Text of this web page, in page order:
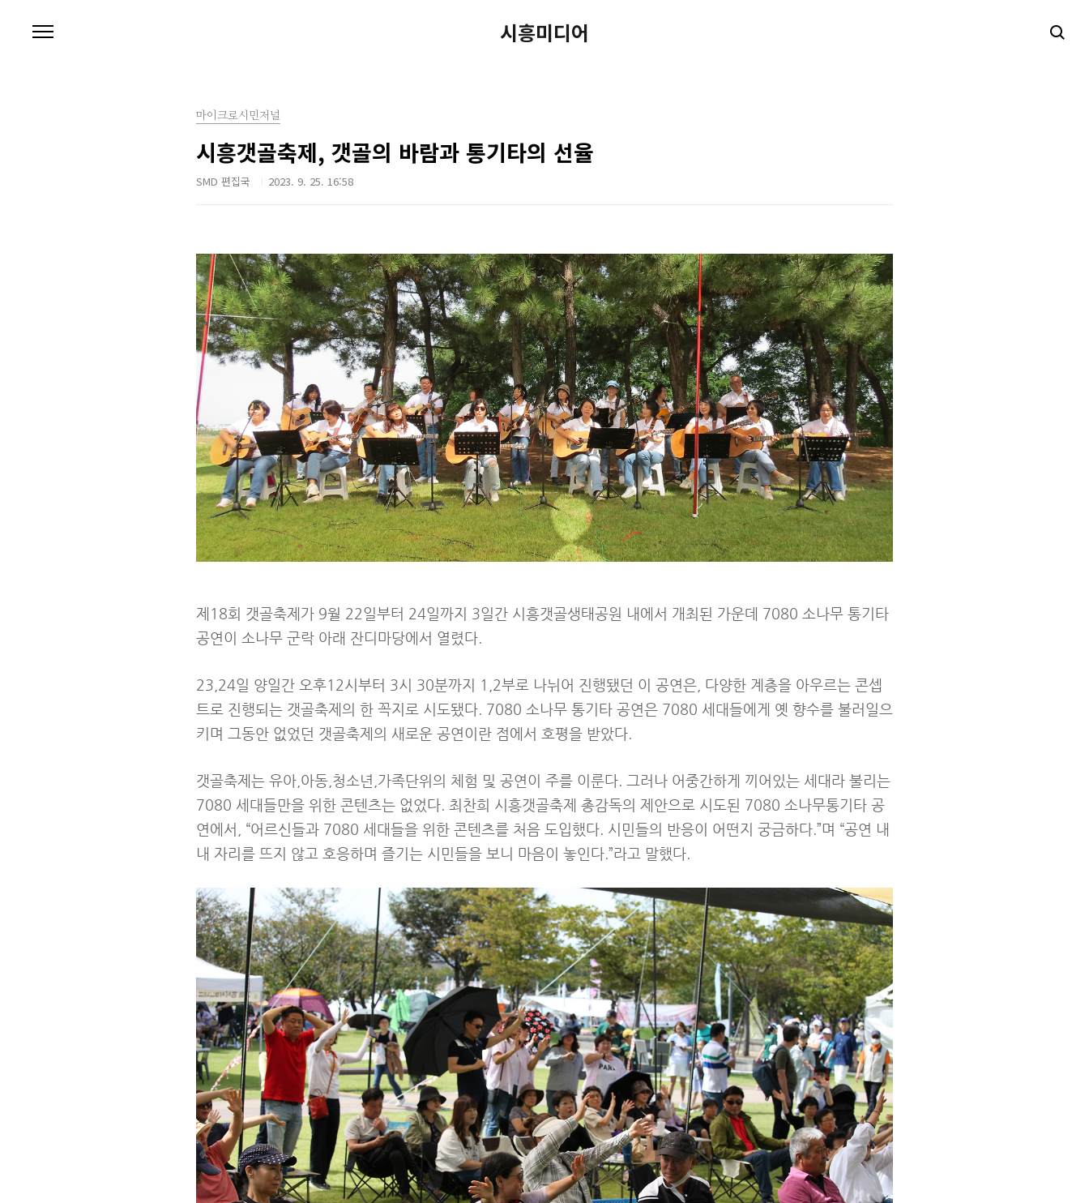
시흥미디어
마이크로시민저널
시흥갯골축제, 갯골의 바람과 통기타의 선율
SMD 편집국 2023. 9. 25. 16:58
제18회 갯골축제가 9월 22일부터 24일까지 3일간 시흥갯골생태공원 내에서 개최된 가운데 7080 소나무 통기타
공연이 소나무 군락 아래 잔디마당에서 열렸다.
23,24일 양일간 오후12시부터 3시 30분까지 1,2부로 나뉘어 진행됐던 이 공연은, 다양한 계층을 아우르는 콘셉
트로 진행되는 갯골축제의 한 꼭지로 시도됐다. 7080 소나무 통기타 공연은 7080 세대들에게 옛 향수를 불러일으
키며 그동안 없었던 갯골축제의 새로운 공연이란 점에서 호평을 받았다.
갯골축제는 유아,아동,청소년,가족단위의 체험 및 공연이 주를 이룬다. 그러나 어중간하게 끼어있는 세대라 불리는
7080 세대들만을 위한 콘텐츠는 없었다. 최찬희 시흥갯골축제 총감독의 제안으로 시도된 7080 소나무통기타 공
연에서, “어르신들과 7080 세대들을 위한 콘텐츠를 처음 도입했다. 시민들의 반응이 어떤지 궁금하다.”며 “공연 내
내 자리를 뜨지 않고 호응하며 즐기는 시민들을 보니 마음이 놓인다.”라고 말했다.